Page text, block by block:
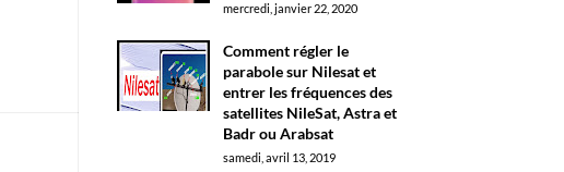
mercredi, janvier 22, 2020
Comment régler le
parabole sur Nilesat et
entrer les fréquences des
satellites NileSat, Astra et
Badr ou Arabsat
samedi, avril 13, 2019